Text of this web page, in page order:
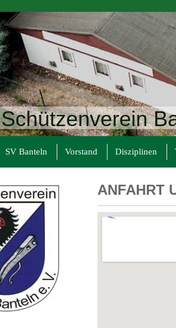
Schützenverein
SV Banteln Vorstand Disziplinen
ANFAHRT